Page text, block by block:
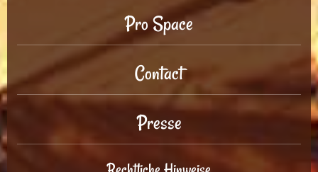
Pro Space
Contact
Presse